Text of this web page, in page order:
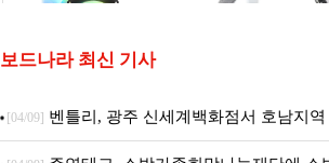
보드나라 최신 기사
[04/09] 벤틀리, 광주 신세계백화점서 호남지